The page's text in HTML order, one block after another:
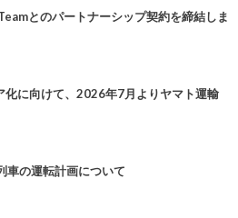
とのパートナーシップ契約を締結しま
化に向けて、2026年7月よりヤマト運輸
車の運転計画について